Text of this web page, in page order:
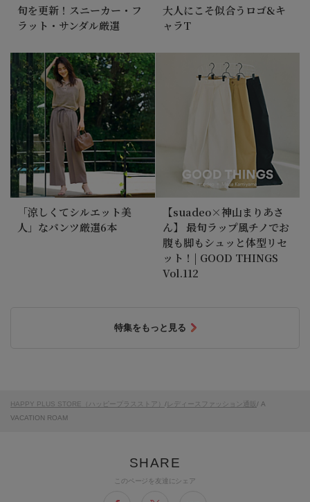
このページを友達にシェア
旬を更新！スニーカー・フ
ラット・サンダル厳選
大人にこそ似合うロゴ&キ
ャラT
「涼しくてシルエット美
人」なパンツ厳選6本
【suadeo×神山まりあさ
ん】 最旬ラップ風チノでお
腹も脚もシュッと体型リセ
ット！| GOOD THINGS
Vol.112
特集をもっと見る
HAPPY PLUS STORE（ハッピープラスストア） / レディースファッション通販 / A
VACATION ROAM